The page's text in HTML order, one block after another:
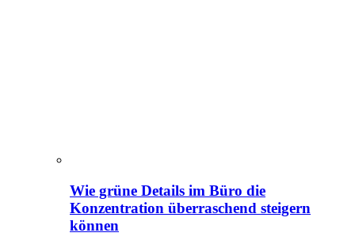
Wie grüne Details im Büro die
Konzentration überraschend steigern
können